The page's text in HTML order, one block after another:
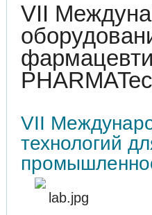
VII
VII
технологий